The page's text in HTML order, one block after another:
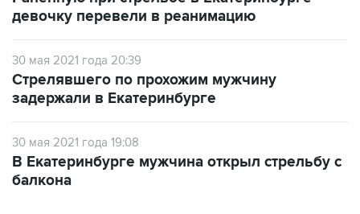
девочку перевели в реанимацию
30 мая 2021 года 20:39
Стрелявшего по прохожим мужчину
задержали в Екатеринбурге
30 мая 2021 года 19:08
В Екатеринбурге мужчина открыл стрельбу с
балкона